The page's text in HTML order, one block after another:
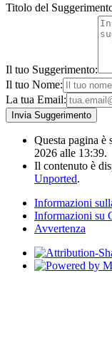
Titolo del
Il tuo Suggerimento:
Il tuo Nome:
La tua Email:
Questa pagina
2026 alle 13:39.
Il contenuto è
Unported.
Informazioni
Informazioni su
Avvertenza